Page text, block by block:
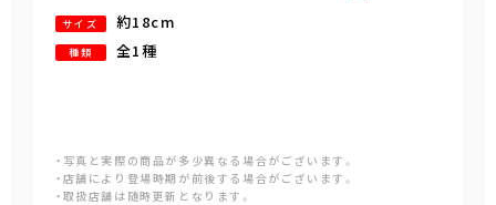
サイズ 約18cm
種類 全1種
・写真と実際の商品が多少異なる場合がございます。
・店舗により登場時期が前後する場合がございます。
・取扱店舗は随時更新となります。